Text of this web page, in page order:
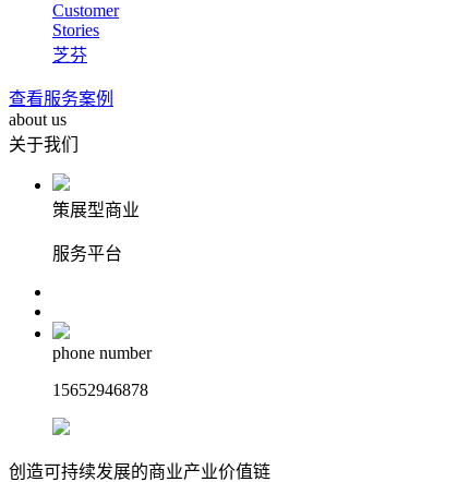
Customer
Stories
芝芬
查看服务案例
about us
关于我们
策展型商业
服务平台
phone number
15652946878
创造可持续发展的商业产业价值链